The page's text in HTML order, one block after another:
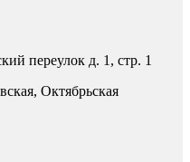
переулок д. 1, стр. 1
Октябрьская